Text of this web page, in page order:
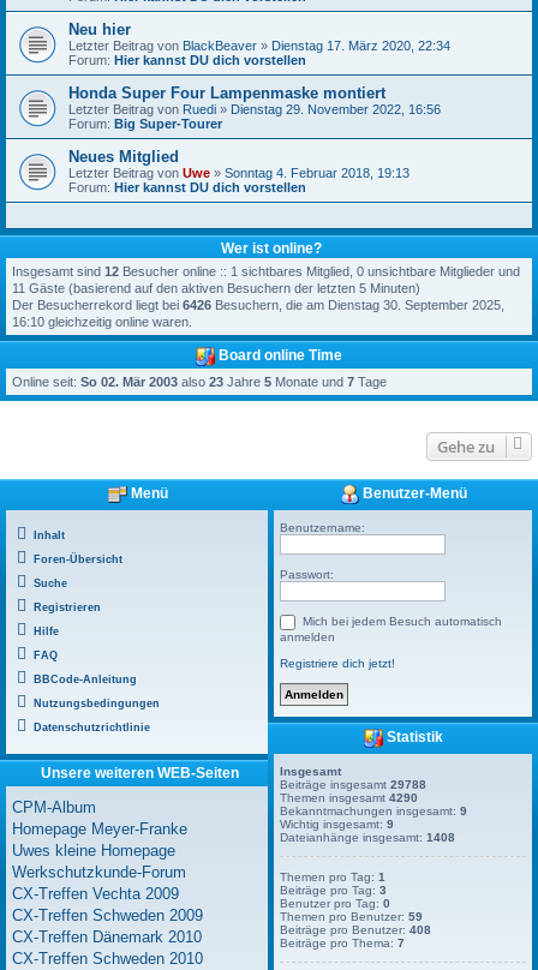
Neu hier
Letzter Beitrag von BlackBeaver » Dienstag 17. März 2020, 22:34
Forum: Hier kannst DU dich vorstellen
Honda Super Four Lampenmaske montiert
Letzter Beitrag von Ruedi » Dienstag 29. November 2022, 16:56
Forum: Big Super-Tourer
Neues Mitglied
Letzter Beitrag von Uwe » Sonntag 4. Februar 2018, 19:13
Forum: Hier kannst DU dich vorstellen
Wer ist online?
Insgesamt sind 12 Besucher online :: 1 sichtbares Mitglied, 0 unsichtbare Mitglieder und
11 Gäste (basierend auf den aktiven Besuchern der letzten 5 Minuten)
Der Besucherrekord liegt bei 6426 Besuchern, die am Dienstag 30. September 2025,
16:10 gleichzeitig online waren.
Board online Time
Online seit: So 02. Mär 2003 also 23 Jahre 5 Monate und 7 Tage
Gehe zu
Menü
Inhalt
Foren-Übersicht
Suche
Registrieren
Hilfe
FAQ
BBCode-Anleitung
Nutzungsbedingungen
Datenschutzrichtlinie
Unsere weiteren WEB-Seiten
CPM-Album
Homepage Meyer-Franke
Uwes kleine Homepage
Werkschutzkunde-Forum
CX-Treffen Vechta 2009
CX-Treffen Schweden 2009
CX-Treffen Dänemark 2010
CX-Treffen Schweden 2010
Benutzer-Menü
Benutzername:
Passwort:
Mich bei jedem Besuch automatisch
anmelden
Registriere dich jetzt!
Statistik
Insgesamt
Beiträge insgesamt29788
Themen insgesamt4290
Bekanntmachungen insgesamt:9
Wichtig insgesamt:9
Dateianhänge insgesamt:1408
Themen pro Tag:1
Beiträge pro Tag:3
Benutzer pro Tag:0
Themen pro Benutzer:59
Beiträge pro Benutzer:408
Beiträge pro Thema:7